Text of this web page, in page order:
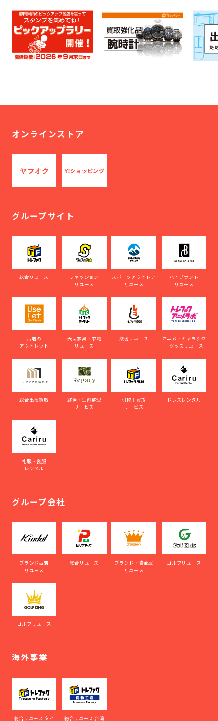
オンラインストア
グループサイト
総合リユース
ファッション
リユース
スポーツアウトドア
リユース
ハイブランド
リユース
古着の
アウトレット
大型家具・家電
リユース
楽器リユース
アニメ・キャラクタ
ーグッズリユース
総合出張買取
終活・生前整理
サービス
引越＋買取
サービス
ドレスレンタル
礼服・喪服
レンタル
グループ会社
ブランド古着
リユース
総合リユース
ブランド・貴金属
リユース
ゴルフリユース
ゴルフリユース
海外事業
総合リユース タイ 総合リユース 台湾